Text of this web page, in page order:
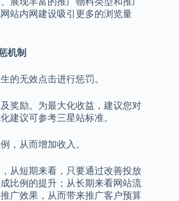
站内网建设吸引更多的浏览量
机制
的无效点击进行惩罚。
奖励。为最大化收益，建议您对
建议可参考三星站标准。
，从而增加收入。
从短期来看，只要通过改善投放
比例的提升；从长期来看网站流
广效果，从而带来推广客户预算